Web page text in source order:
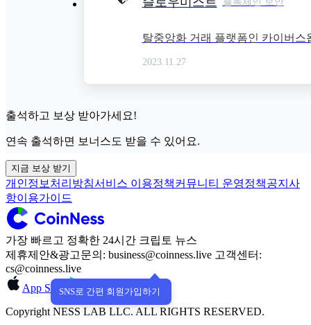
SNS로 간편 회원가입하기
탈중앙화 거래 플랫폼인 카이버스
2023.11.27
출석하고 보상 받아가세요!
연속 출석하면 보너스도 받을 수 있어요.
지금 보상 받기
개인정보처리방침서비스 이용정책커뮤니티 운영정책공지사
항이용가이드
가장 빠르고 정확한 24시간 크립토 뉴스
제휴제안&광고문의: business@coinness.live 고객센터:
cs@coinness.live
App Store
Google Play
Copyright NESS LAB LLC. ALL RIGHTS RESERVED.